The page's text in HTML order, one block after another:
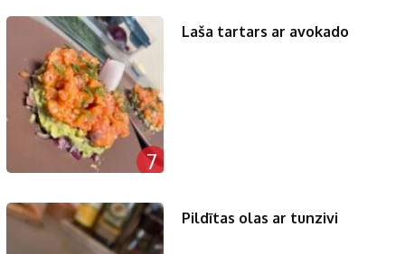
7
Laša tartars ar avokado
Pildītas olas ar tunzivi